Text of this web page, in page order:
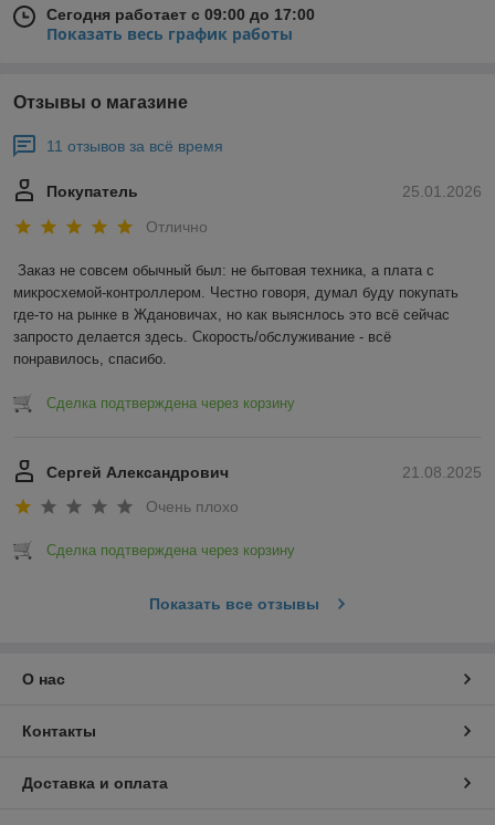
Сегодня работает с 09:00 до 17:00
Показать весь график работы
Отзывы о магазине
11 отзывов за всё время
25.01.2026
Покупатель
Отлично
Заказ не совсем обычный был: не бытовая техника, а плата с
микросхемой-контроллером. Честно говоря, думал буду покупать
где-то на рынке в Ждановичах, но как выяснлось это всё сейчас
запросто делается здесь. Скорость/обслуживание - всё
понравилось, спасибо.
Сделка подтверждена через корзину
21.08.2025
Сергей Александрович
Очень плохо
Сделка подтверждена через корзину
Показать все отзывы
О нас
Контакты
Доставка и оплата